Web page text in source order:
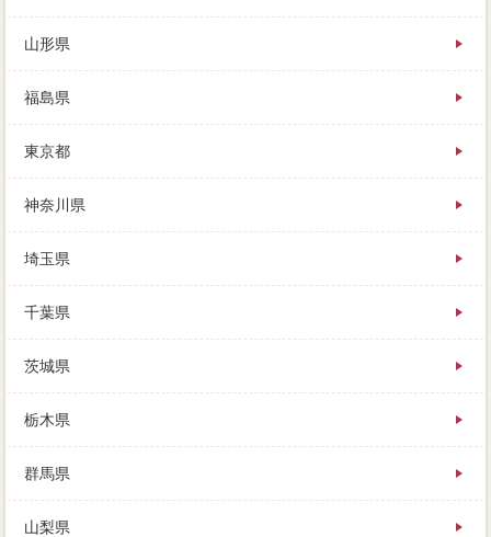
山形県
福島県
東京都
神奈川県
埼玉県
千葉県
茨城県
栃木県
群馬県
山梨県